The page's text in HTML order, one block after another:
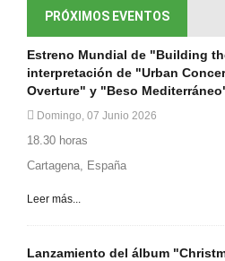
PRÓXIMOS EVENTOS
Estreno Mundial de "Building
interpretación de "Urban
Overture" y "Beso
Domingo, 07 Junio 2026
18.30 horas
Cartagena, España
Leer más...
Lanzamiento del álbum